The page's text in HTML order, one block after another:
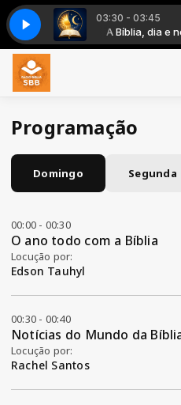
03:30 - 03:45
Tauhyl A Bíblia, dia e
MANHA PROGRAMA
Programação
Domingo Segunda
00:00 - 00:30
O ano todo com a Bíblia
Locução por:
Edson Tauhyl
00:30 - 00:40
Notícias do Mundo da
Locução por:
Rachel Santos